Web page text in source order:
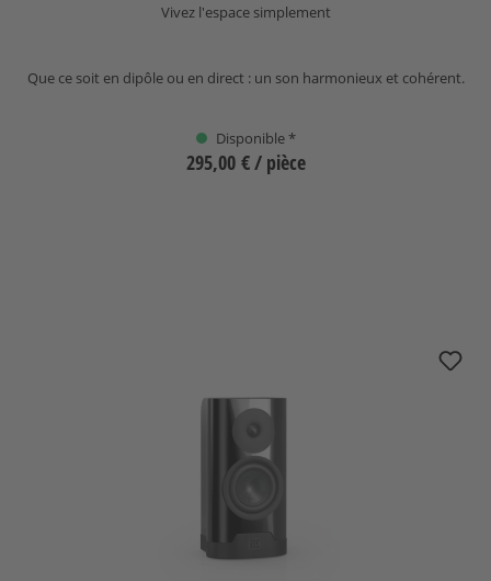
Vivez l'espace simplement
Que ce soit en dipôle ou en direct : un son harmonieux et cohérent.
Disponible *
295,00 €/ pièce